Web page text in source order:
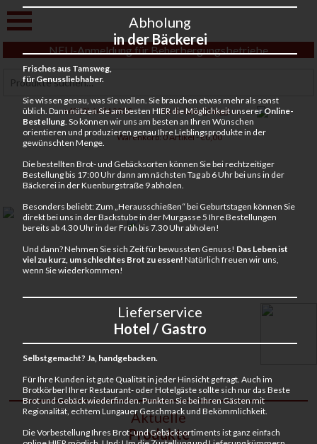
NEU-Anmeldung für Beherbergungsbetriebe
Suchen
nach:
+43 (0) 6474 2239 backstube@binggl.cc
Warenkorb:0 Artikel -€0,00
Frisches aus Tamsweg,
für Genussliebhaber.
Abholung
in der Bäckerei
Frisches aus Tamsweg,
für Genussliebhaber.
Sie wissen genau, was Sie wollen. Sie brauchen etwas mehr als sonst
üblich. Dann nützen Sie am besten HIER die Möglichkeit unserer Online-
Bestellung. So können wir uns am besten an Ihren Wünschen
orientieren und produzieren genau Ihre Lieblingsprodukte in der
gewünschten Menge.
Die bestellten Brot- und Gebäcksorten können Sie bei rechtzeitiger
Bestellung bis 17:00 Uhr dann am nächsten Tag ab 6 Uhr bei uns in der
Bäckerei in der Kuenburgstraße 9 abholen.
Besonders beliebt: Zum „Herausschießen“ bei Geburtstagen können Sie
direkt bei uns in der Backstube in der Murgasse 5 Ihre Bestellungen
bereits ab 4.30 Uhr in der Früh bis 7.30 Uhr abholen!
Und dann? Nehmen Sie sich Zeit für bewussten Genuss! Das Leben ist
viel zu kurz, um schlechtes Brot zu essen! Natürlich freuen wir uns,
wenn Sie wiederkommen!
Lieferservice
Hotel / Gastro
Selbstgemacht? Ja, handgebacken.
Für Ihre Kunden ist gute Qualität in jeder Hinsicht gefragt. Auch im
Brotkörberl Ihrer Restaurant- oder Hotelgäste sollte sich nur das Beste
Brot und Gebäck wiederfinden. Punkten Sie bei Ihren Gästen mit
Regionalität, echtem Lungauer Geschmack und Bekömmlichkeit.
Die Vorbestellung Ihres Brot- und Gebäcksortiments ist ganz einfach
Aktuelle
Produkte